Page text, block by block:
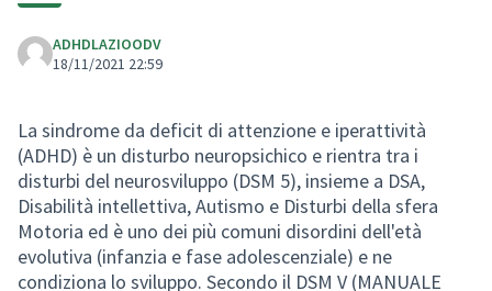
ADHDLAZIOODV
18/11/2021 22:59
La sindrome da deficit di attenzione e iperattività
(ADHD) è un disturbo neuropsichico e rientra tra i
disturbi del neurosviluppo (DSM 5), insieme a DSA,
Disabilità intellettiva, Autismo e Disturbi della sfera
Motoria ed è uno dei più comuni disordini dell'età
evolutiva (infanzia e fase adolescenziale) e ne
condiziona lo sviluppo. Secondo il DSM V (MANUALE